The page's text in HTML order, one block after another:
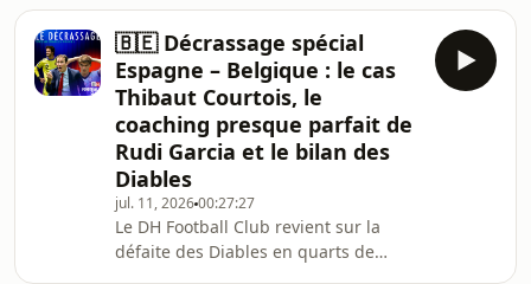
🇧🇪 Décrassage spécial
Espagne – Belgique : le cas
Thibaut Courtois, le
coaching presque parfait de
Rudi Garcia et le bilan des
Diables
jul. 11, 202600:27:27
Le DH Football Club revient sur la
défaite des Diables en quarts de